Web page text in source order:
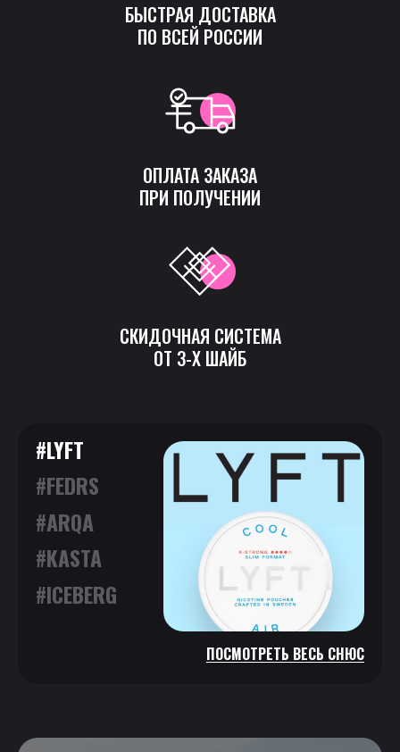
БЫСТРАЯ ДОСТАВКА
ПО ВСЕЙ РОССИИ
ОПЛАТА ЗАКАЗА
ПРИ ПОЛУЧЕНИИ
СКИДОЧНАЯ СИСТЕМА
ОТ 3-Х ШАЙБ
#LYFT
#FEDRS
#ARQA
#KASTA
#ICEBERG
ПОСМОТРЕТЬ ВЕСЬ СНЮС